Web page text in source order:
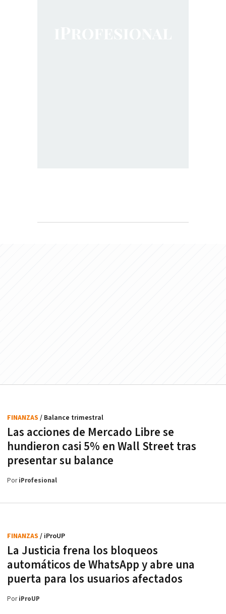
Las acciones de Mercado Libre se
hundieron casi 5% en Wall Street tras
presentar su balance
FINANZAS / Balance trimestral
PoriProfesional
La Justicia frena los bloqueos
automáticos de WhatsApp y abre una
puerta para los usuarios afectados
FINANZAS / iProUP
PoriProUP